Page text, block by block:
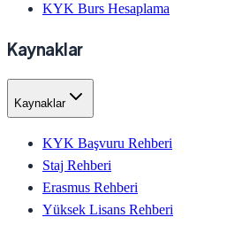
KYK Burs Hesaplama
Kaynaklar
Kaynaklar
KYK Başvuru Rehberi
Staj Rehberi
Erasmus Rehberi
Yüksek Lisans Rehberi